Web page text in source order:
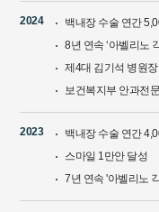
2024
백내장 수술 연간
8년 연속 ‘아벨리노
제4대 김기석 병원장
보건복지부 안과전
2023
백내장 수술 연간
스마일 1만안 달성
7년 연속 '아벨리노